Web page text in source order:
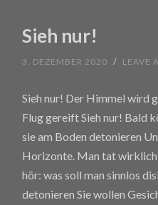
Sieh nur!
3. DEZEMBER 2020 / LEAVE
Sieh nur! Der Himmel wird
Flug gereift Sieh nur! Bald
sie am Boden detonieren
Horizonte. Man tat wirklich
hör: was soll man sinnlos
detonieren Sie wollen